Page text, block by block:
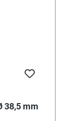
38,5 mm